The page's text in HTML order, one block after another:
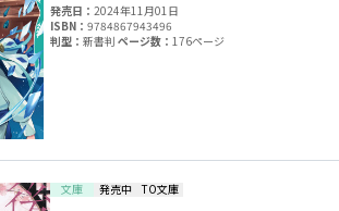
発売日：2024年11月01日
ISBN：9784867943496
判型：新書判ページ数： 176ページ
文庫 発売中 TO文庫